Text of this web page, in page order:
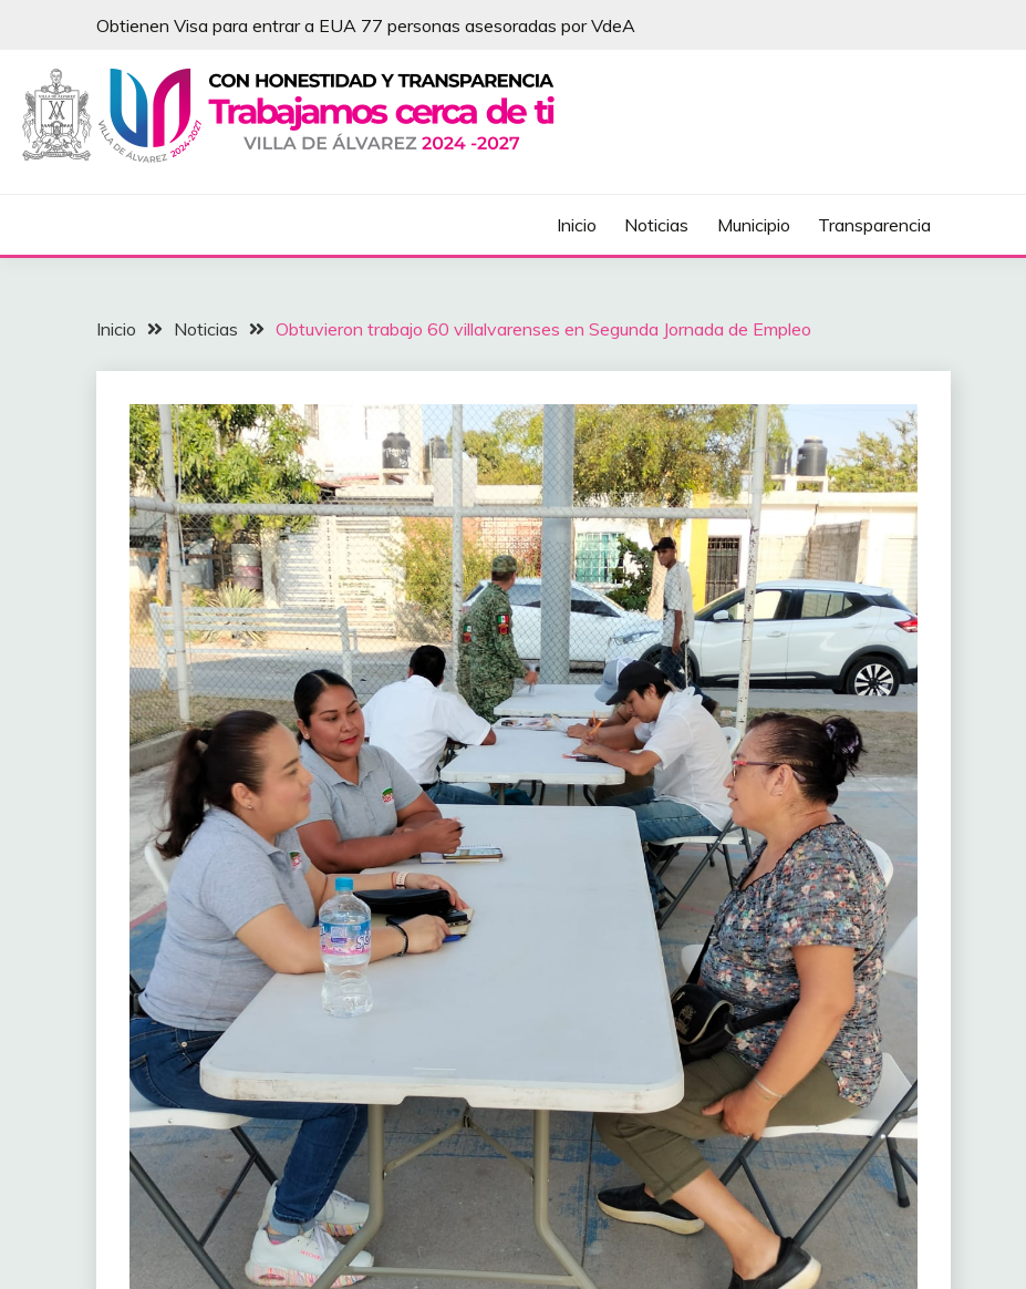
contenido
Obtienen Visa para entrar a EUA 77 personas asesoradas por VdeA
NOTICIAS – VILLA DEL ÁLVAREZ
Inicio Noticias Municipio Transparencia
Inicio Noticias Obtuvieron trabajo 60 villalvarenses en Segunda Jornada de Empleo